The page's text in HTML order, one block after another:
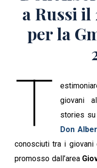
a Russi il
per la
T
giovani
stories su
Don
conosciuti tra i giovani
promosso dall’area